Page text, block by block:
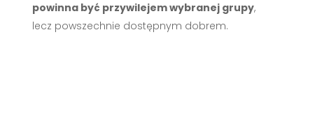
powinna być przywilejem wybranej grupy,
lecz powszechnie dostępnym dobrem.